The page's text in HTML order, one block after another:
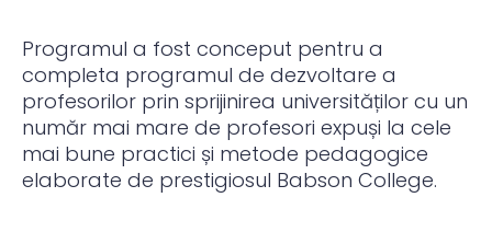
Programul a fost conceput pentru a
completa programul de dezvoltare a
profesorilor prin sprijinirea universităților cu un
număr mai mare de profesori expuși la cele
mai bune practici și metode pedagogice
elaborate de prestigiosul Babson College.